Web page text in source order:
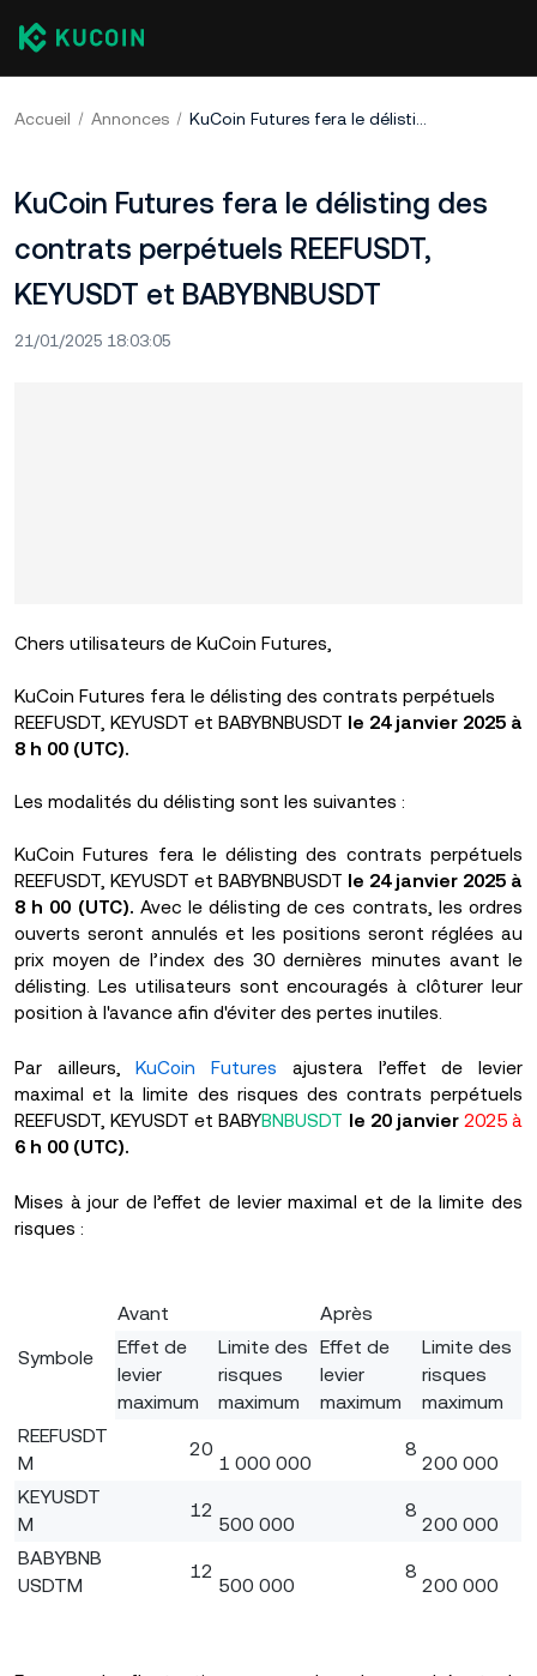
Accueil Annonces KuCoin Futures fera le délisting des contrats perpétuels REEFUSDT, KEYUSDT et BABYBNBUSDT
KuCoin Futures fera le délisting des
contrats perpétuels REEFUSDT,
KEYUSDT et BABYBNBUSDT
21/01/2025 18:03:05
Chers utilisateurs de KuCoin Futures,
KuCoin Futures fera le délisting des contrats perpétuels
REEFUSDT, KEYUSDT et BABYBNBUSDT le 24 janvier 2025 à
8 h 00 (UTC).
Les modalités du délisting sont les suivantes :
KuCoin Futures fera le délisting des contrats perpétuels
REEFUSDT, KEYUSDT et BABYBNBUSDT le 24 janvier 2025 à
8 h 00 (UTC). Avec le délisting de ces contrats, les ordres
ouverts seront annulés et les positions seront réglées au
prix moyen de l’index des 30 dernières minutes avant le
délisting. Les utilisateurs sont encouragés à clôturer leur
position à l'avance afin d'éviter des pertes inutiles.
Par ailleurs,KuCoin Futures ajustera l’effet de levier
maximal et la limite des risques des contrats perpétuels
REEFUSDT, KEYUSDT et BABYBNBUSDT le 20 janvier2025 à
6 h 00 (UTC).
Mises à jour de l’effet de levier maximal et de la limite des
risques :
Symbole
Avant
Après
Effet de
levier
maximum
Limite des
risques
maximum
Effet de
levier
maximum
Limite des
risques
maximum
REEFUSDT
M
20
1 000 000
8
200 000
KEYUSDT
M
12
500 000
8
200 000
BABYBNB
USDTM
12
500 000
8
200 000